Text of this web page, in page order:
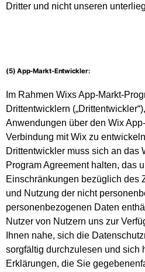
Dritter und nicht unseren
(5) App-Markt-Entwickler:
Im Rahmen Wixs App-Markt-
Drittentwicklern
Anwendungen über den Wix
Verbindung mit Wix zu
Drittentwickler muss sich an das
Program Agreementhalten, das
Einschränkungen bezüglich des
und Nutzung der nicht
personenbezogenen Daten
Nutzer von Nutzern uns zur
Ihnen nahe, sich die
sorgfältig durchzulesen und sich
Erklärungen, die Sie